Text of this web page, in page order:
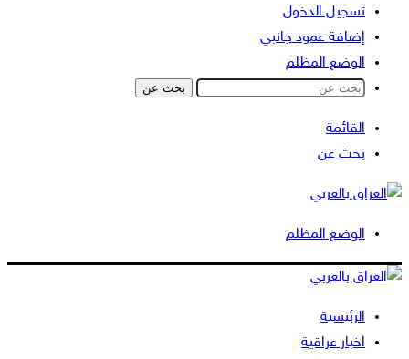
تسجيل الدخول
إضافة عمود جانبي
الوضع المظلم
بحث عن
القائمة
بحث عن
الوضع المظلم
الرئيسية
اخبار عراقية